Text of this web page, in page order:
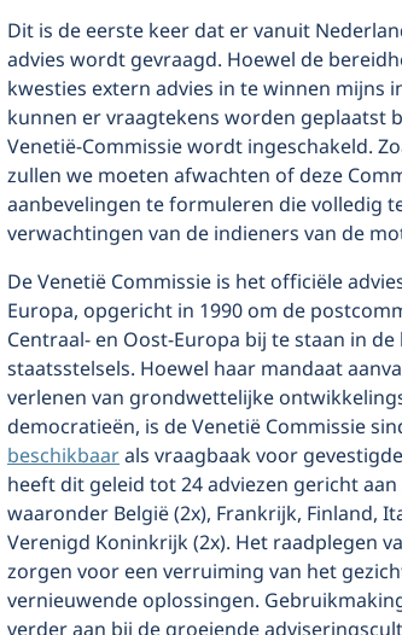
Dit is de eerste keer dat er vanuit
advies wordt gevraagd. Hoewel de
kwesties extern advies in te winnen mijns
kunnen er vraagtekens worden geplaatst
Venetië-Commissie wordt ingeschakeld.
zullen we moeten afwachten of deze
aanbevelingen te formuleren die volledig
verwachtingen van de indieners van de
De Venetië Commissie is het officiële
Europa, opgericht in 1990 om de
Centraal- en Oost-Europa bij te staan in
staatsstelsels. Hoewel haar mandaat
verlenen van grondwettelijke
democratieën, is de Venetië Commissie
beschikbaarals vraagbaak voor
heeft dit geleid tot 24 adviezen gericht aan
waaronder België (2x), Frankrijk, Finland,
Verenigd Koninkrijk (2x). Het raadplegen
zorgen voor een verruiming van het
vernieuwende oplossingen.